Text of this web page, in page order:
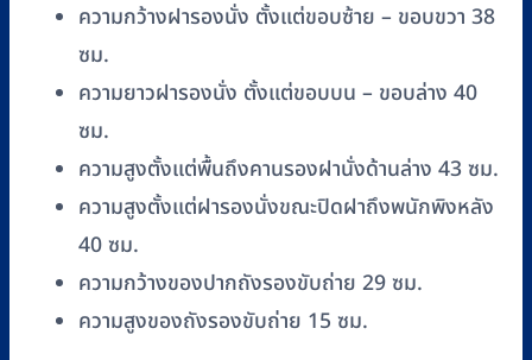
ความกว้างฝารองนั่ง ตั้งแต่ขอบซ้าย – ขอบขวา 38
ซม.
ความยาวฝารองนั่ง ตั้งแต่ขอบบน – ขอบล่าง 40
ซม.
ความสูงตั้งแต่พื้นถึงคานรองฝานั่งด้านล่าง 43 ซม.
ความสูงตั้งแต่ฝารองนั่งขณะปิดฝาถึงพนักพิงหลัง
40 ซม.
ความกว้างของปากถังรองขับถ่าย 29 ซม.
ความสูงของถังรองขับถ่าย 15 ซม.